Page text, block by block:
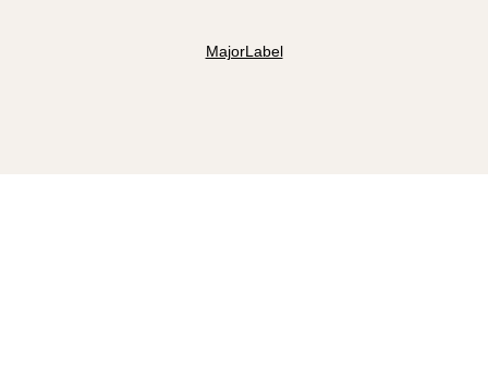
MajorLabel